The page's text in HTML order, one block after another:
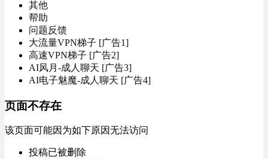
其他
帮助
问题反馈
大流量VPN梯子 [广告1]
高速VPN梯子 [广告2]
AI风月-成人聊天 [广告3]
AI电子魅魔-成人聊天 [广告4]
页面不存在
该页面可能因为如下原因无法访问
投稿已被删除